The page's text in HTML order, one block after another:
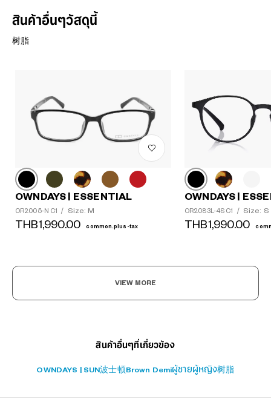
สินค้าอื่นๆวัสดุนี้
树脂
OWNDAYS | ESSENTIAL
OR2005-N C1 / Size: M
THB1,990.00 common.plus-tax
OWNDAYS |
OR2083L-4S C1 / Size: S
THB1,990.00
VIEW MORE
สินค้าอื่นๆที่เกี่ยวข้อง
OWNDAYS | SUN波士顿Brown Demiผู้ชายผู้หญิง树脂
+¥0